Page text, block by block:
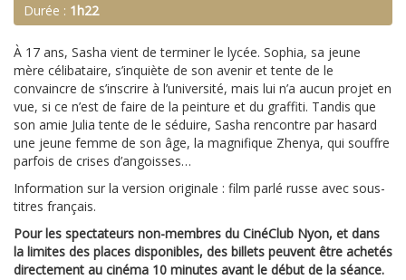
Durée : 1h22
À 17 ans, Sasha vient de terminer le lycée. Sophia, sa jeune
mère célibataire, s’inquiète de son avenir et tente de le
convaincre de s’inscrire à l’université, mais lui n’a aucun projet en
vue, si ce n’est de faire de la peinture et du graffiti. Tandis que
son amie Julia tente de le séduire, Sasha rencontre par hasard
une jeune femme de son âge, la magnifique Zhenya, qui souffre
parfois de crises d’angoisses…
Information sur la version originale : film parlé russe avec sous-
titres français.
Pour les spectateurs non-membres du CinéClub Nyon, et dans
la limites des places disponibles, des billets peuvent être achetés
directement au cinéma 10 minutes avant le début de la séance.